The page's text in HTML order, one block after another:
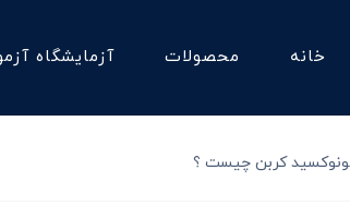
خانه محصولات آزمایشگاه